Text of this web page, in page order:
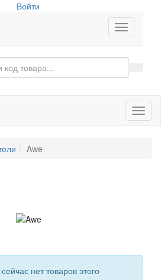
Войти
Awe
нет товаров этого